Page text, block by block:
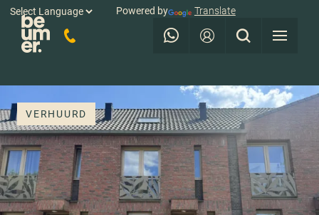
Powered by Translate
VERHUURD